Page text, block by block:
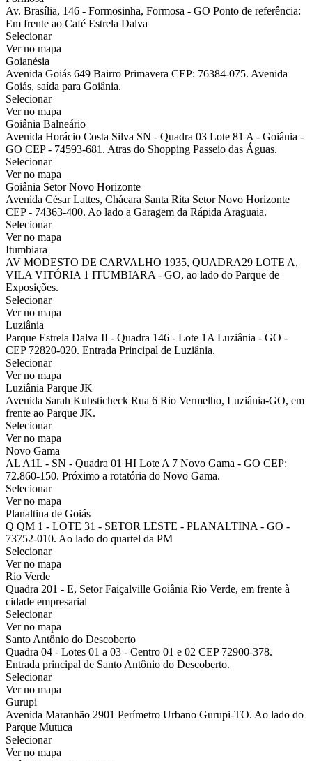
Av. Brasília, 146 - Formosinha, Formosa - GO Ponto de referência:
Em frente ao Café Estrela Dalva
Selecionar
Ver no mapa
Goianésia
Avenida Goiás 649 Bairro Primavera CEP: 76384-075. Avenida
Goiás, saída para Goiânia.
Selecionar
Ver no mapa
Goiânia Balneário
Avenida Horácio Costa Silva SN - Quadra 03 Lote 81 A - Goiânia -
GO CEP - 74593-681. Atras do Shopping Passeio das Águas.
Selecionar
Ver no mapa
Goiânia Setor Novo Horizonte
Avenida César Lattes, Chácara Santa Rita Setor Novo Horizonte
CEP - 74363-400. Ao lado a Garagem da Rápida Araguaia.
Selecionar
Ver no mapa
Itumbiara
AV MODESTO DE CARVALHO 1935, QUADRA29 LOTE A,
VILA VITÓRIA 1 ITUMBIARA - GO, ao lado do Parque de
Exposições.
Selecionar
Ver no mapa
Luziânia
Parque Estrela Dalva II - Quadra 146 - Lote 1A Luziânia - GO -
CEP 72820-020. Entrada Principal de Luziânia.
Selecionar
Ver no mapa
Luziânia Parque JK
Avenida Sarah Kubsticheck Rua 6 Rio Vermelho, Luziânia-GO, em
frente ao Parque JK.
Selecionar
Ver no mapa
Novo Gama
AL A1L - SN - Quadra 01 HI Lote A 7 Novo Gama - GO CEP:
72.860-150. Próximo a rotatória do Novo Gama.
Selecionar
Ver no mapa
Planaltina de Goiás
Q QM 1 - LOTE 31 - SETOR LESTE - PLANALTINA - GO -
73752-010. Ao lado do quartel da PM
Selecionar
Ver no mapa
Rio Verde
Quadra 201 - E, Setor Faiçalville Goiânia Rio Verde, em frente à
cidade empresarial
Selecionar
Ver no mapa
Santo Antônio do Descoberto
Quadra 04 - Lotes 01 a 03 - Centro 01 e 02 CEP 72900-378.
Entrada principal de Santo Antônio do Descoberto.
Selecionar
Ver no mapa
Gurupi
Avenida Maranhão 2901 Perímetro Urbano Gurupi-TO. Ao lado do
Parque Mutuca
Selecionar
Ver no mapa